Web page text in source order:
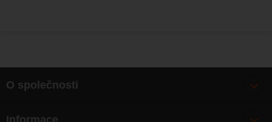
O společnosti